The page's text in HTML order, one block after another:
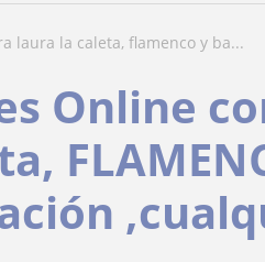
laura la caleta, flamenco y ba...
Online